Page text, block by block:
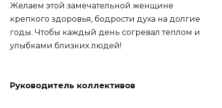
Желаем этой замечательной женщине
крепкого здоровья, бодрости духа на долгие
годы. Чтобы каждый день согревал теплом и
улыбками близких людей!
Руководитель коллективов